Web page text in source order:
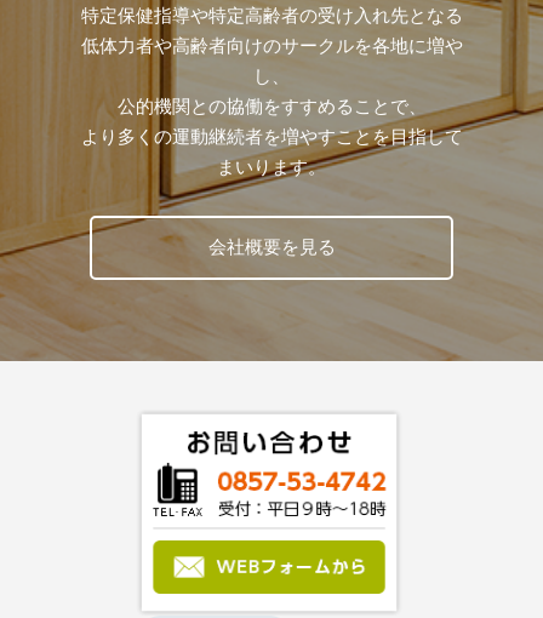
特定保健指導や特定高齢者の受け入れ先となる
低体力者や高齢者向けのサークルを各地に増や
し、
公的機関との協働をすすめることで、
より多くの運動継続者を増やすことを目指して
まいります。
会社概要を見る